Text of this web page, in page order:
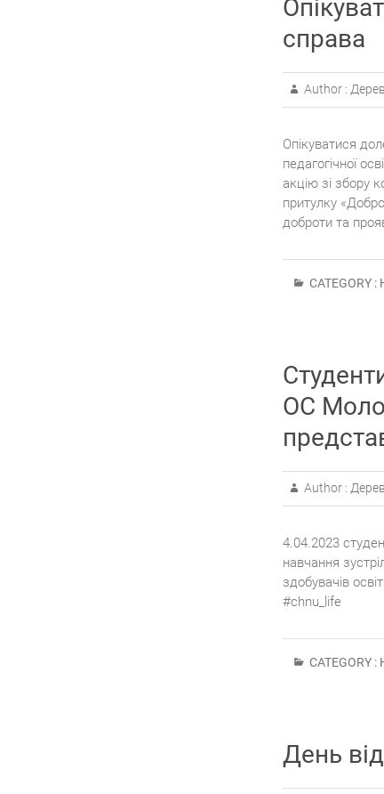
справа
Author :
Опікуватися
педагогічної
акцію зі збору
притулку
доброти та
CATEGORY :
ОС
Author :
4.04.2023
навчання
здобувачів
#chnu_life
CATEGORY :
День